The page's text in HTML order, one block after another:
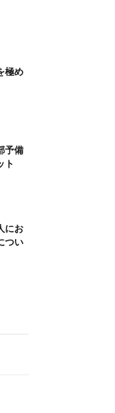
極め
予備
ト
にお
つい